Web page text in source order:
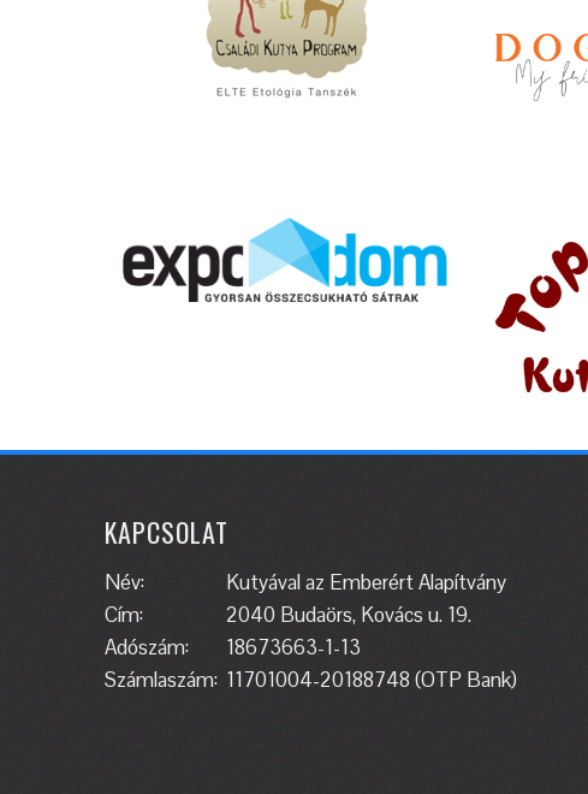
KAPCSOLAT
Név:
Kutyával az Emberért Alapítvány
Cím:
2040 Budaörs, Kovács u. 19.
Adószám:
18673663-1-13
Számlaszám: 11701004-20188748 (OTP Bank)